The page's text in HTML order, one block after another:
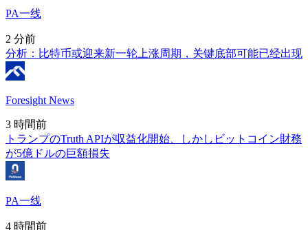
PA一线
2 分前
分析：比特币或迎来新一轮上涨周期，关键底部可能已经出现
Foresight News
3 時間前
トランプのTruth APIが収益化開始、しかしビットコイン財務
が5億ドルの巨額損失
PA一线
4 時間前